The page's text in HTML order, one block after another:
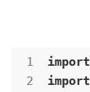
import
import